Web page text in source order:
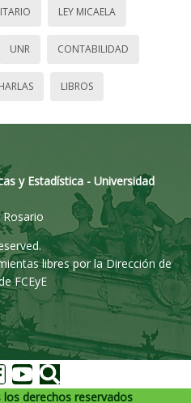
LEY MICAELA
UNR CONTABILIDAD
LIBROS
y Estadística - Universidad
libres por la Dirección de
FCEyE
derechos reservados